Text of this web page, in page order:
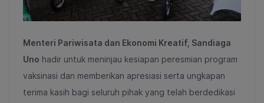
Menteri Pariwisata dan Ekonomi Kreatif, Sandiaga
Uno hadir untuk meninjau kesiapan peresmian program
vaksinasi dan memberikan apresiasi serta ungkapan
terima kasih bagi seluruh pihak yang telah berdedikasi